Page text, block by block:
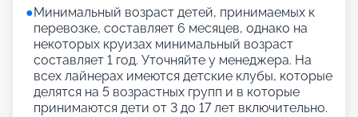
●Минимальный возраст детей, принимаемых к
перевозке, составляет 6 месяцев, однако на
некоторых круизах минимальный возраст
составляет 1 год. Уточняйте у менеджера. На
всех лайнерах имеются детские клубы, которые
делятся на 5 возрастных групп и в которые
принимаются дети от 3 до 17 лет включительно.